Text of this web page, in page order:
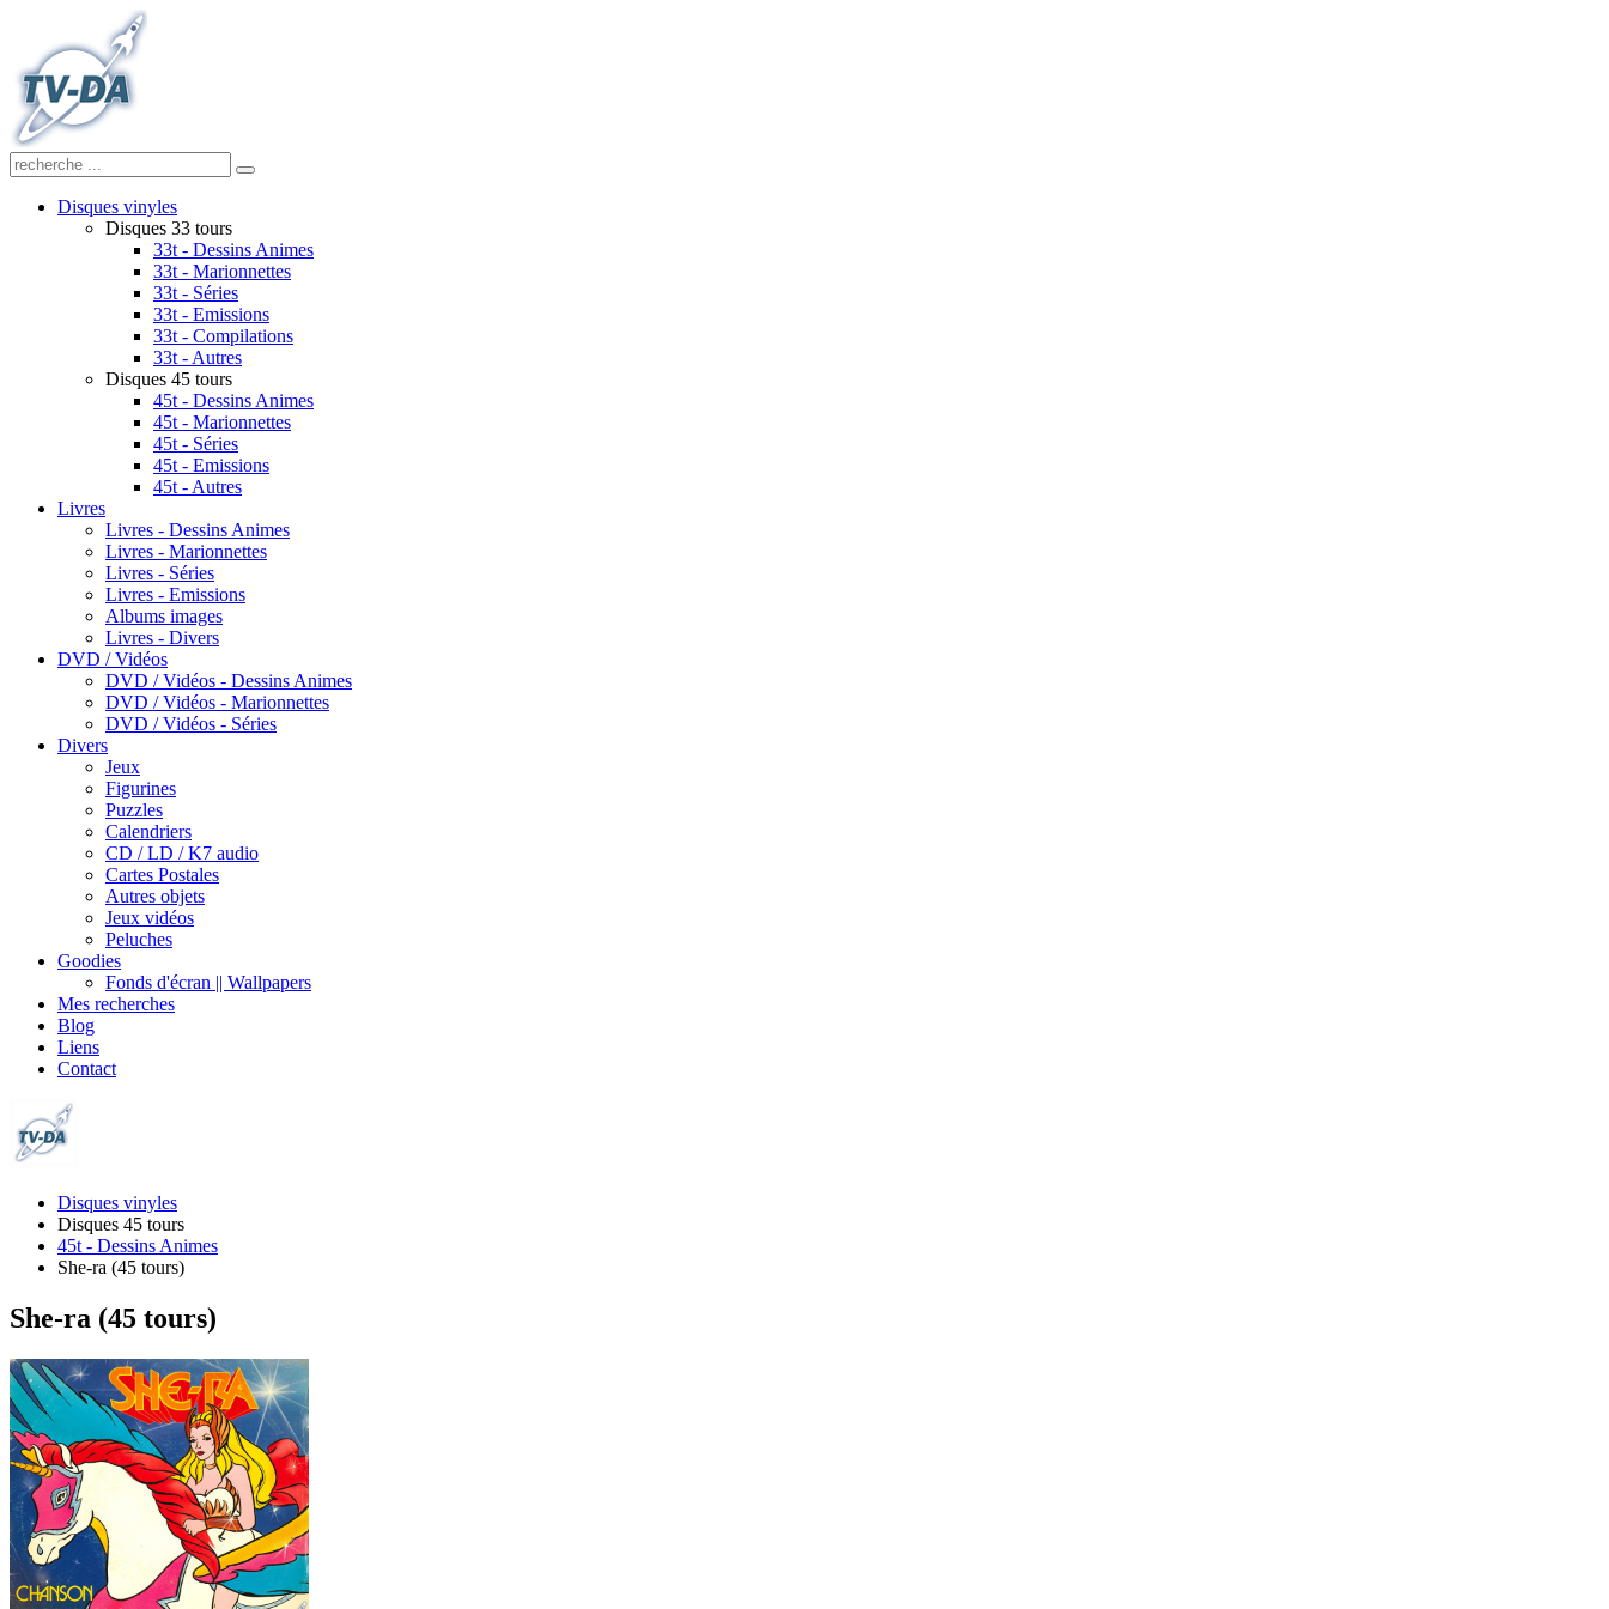
Disques vinyles
Disques 33 tours
33t - Dessins Animes
33t - Marionnettes
33t - Séries
33t - Emissions
33t - Compilations
33t - Autres
Disques 45 tours
45t - Dessins Animes
45t - Marionnettes
45t - Séries
45t - Emissions
45t - Autres
Livres
Livres - Dessins Animes
Livres - Marionnettes
Livres - Séries
Livres - Emissions
Albums images
Livres - Divers
DVD / Vidéos
DVD / Vidéos - Dessins Animes
DVD / Vidéos - Marionnettes
DVD / Vidéos - Séries
Divers
Jeux
Figurines
Puzzles
Calendriers
CD / LD / K7 audio
Cartes Postales
Autres objets
Jeux vidéos
Peluches
Goodies
Fonds d'écran || Wallpapers
Mes recherches
Blog
Liens
Contact
Disques vinyles
Disques 45 tours
45t - Dessins Animes
She-ra (45 tours)
She-ra (45 tours)